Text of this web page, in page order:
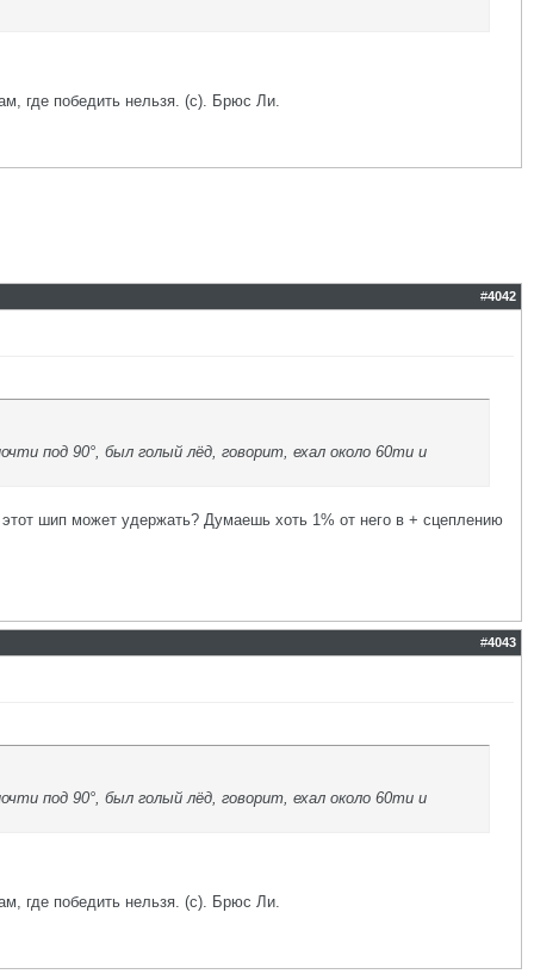
где победить нельзя. (с). Брюс Ли.
#4042
под 90°, был голый лёд, говорит, ехал около 60ти и
шип может удержать? Думаешь хоть 1% от него в + сцеплению
#4043
под 90°, был голый лёд, говорит, ехал около 60ти и
где победить нельзя. (с). Брюс Ли.